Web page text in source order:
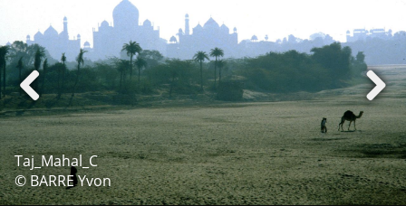
Taj_Mahal_C
© BARRE Yvon